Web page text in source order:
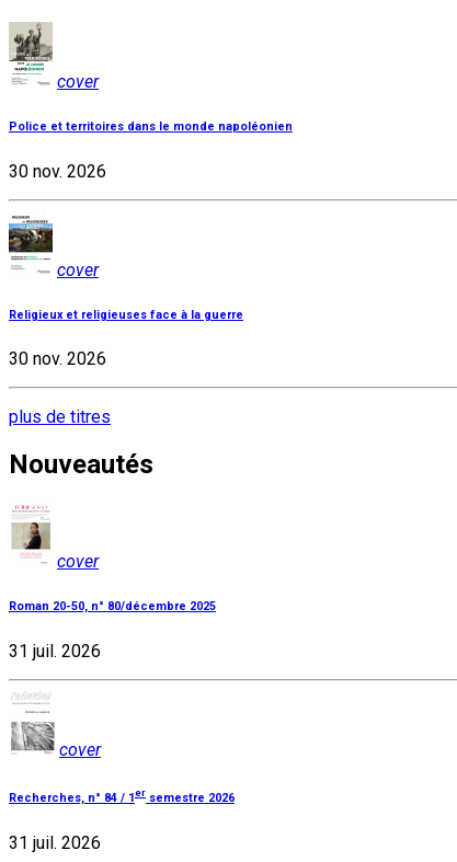
cover
Police et territoires dans le monde napoléonien
30 nov. 2026
cover
Religieux et religieuses face à la guerre
30 nov. 2026
plus de titres
Nouveautés
cover
Roman 20-50, n° 80/décembre 2025
31 juil. 2026
cover
Recherches, n° 84 / 1er semestre 2026
31 juil. 2026